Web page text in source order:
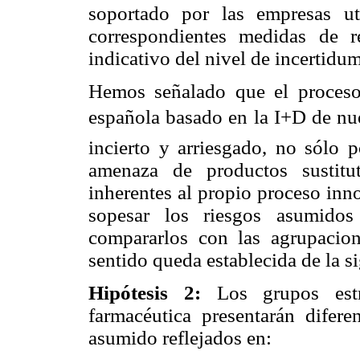
soportado por las empresas
correspondientes medidas de
indicativo del nivel de
Hemos señalado que el
española basado en la I+D de
incierto y arriesgado, no sólo
amenaza de productos
inherentes al propio proceso
sopesar los riesgos
compararlos con las
sentido queda establecida de la
Hipótesis 2: Los grupos
farmacéutica presentarán
asumido reflejados en: